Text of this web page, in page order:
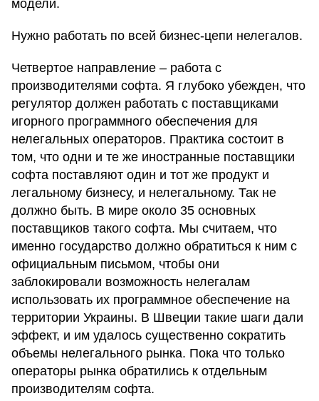
модели.
Нужно работать по всей бизнес-цепи нелегалов.
Четвертое направление – работа с
производителями софта. Я глубоко убежден, что
регулятор должен работать с поставщиками
игорного программного обеспечения для
нелегальных операторов. Практика состоит в
том, что одни и те же иностранные поставщики
софта поставляют один и тот же продукт и
легальному бизнесу, и нелегальному. Так не
должно быть. В мире около 35 основных
поставщиков такого софта. Мы считаем, что
именно государство должно обратиться к ним с
официальным письмом, чтобы они
заблокировали возможность нелегалам
использовать их программное обеспечение на
территории Украины. В Швеции такие шаги дали
эффект, и им удалось существенно сократить
объемы нелегального рынка. Пока что только
операторы рынка обратились к отдельным
производителям софта.